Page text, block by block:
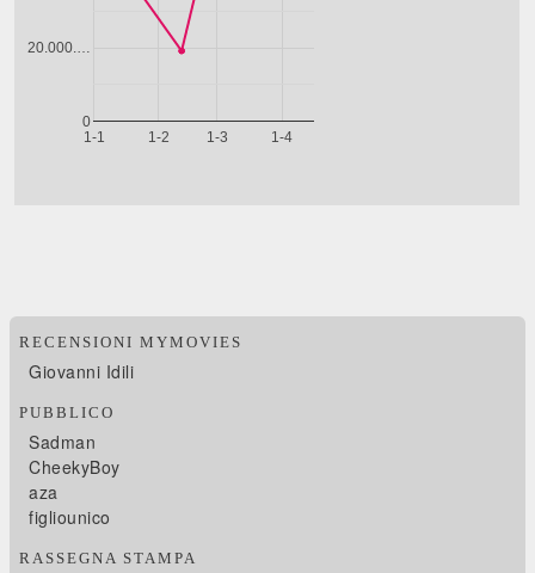
RECENSIONI MYMOVIES
Giovanni Idili
PUBBLICO
Sadman
CheekyBoy
aza
figliounico
RASSEGNA STAMPA